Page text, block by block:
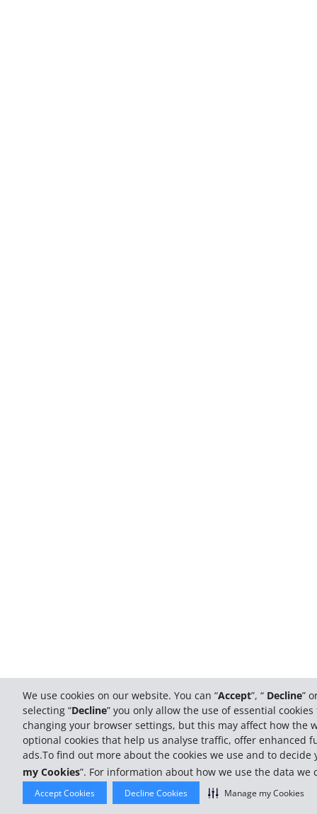
We use cookies on our website. You can “Accept”, “ Decline”
selecting “Decline” you only allow the use of essential
changing your browser settings, but this may affect how the
optional cookies that help us analyse traffic, offer enhanced
ads.To find out more about the cookies we use and to
my Cookies”. For information about how we use the data we
Accept Cookies Decline Cookies Manage my Cookies